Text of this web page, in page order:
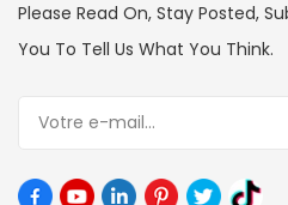
Please Read On, Stay Posted,
You To Tell Us What You Think.